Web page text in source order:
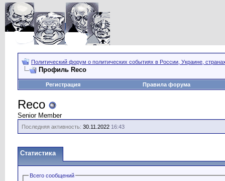
Политический форум о политических событиях в России, Украине,
Профиль Reco
Регистрация Правила форума
Reco
Senior Member
Последняя активность: 30.11.2022 16:43
Статистика
Всего сообщений